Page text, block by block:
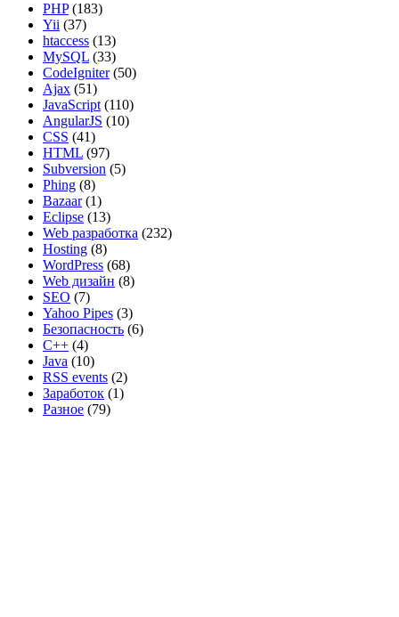
PHP(183)
Yii (37)
htaccess (13)
MySQL (33)
CodeIgniter(50)
Ajax (51)
JavaScript (110)
AngularJS (10)
CSS (41)
HTML (97)
Subversion (5)
Phing (8)
Bazaar(1)
Eclipse (13)
Web разработка (232)
Hosting (8)
WordPress (68)
Web дизайн (8)
SEO (7)
Yahoo Pipes (3)
Безопасность (6)
C++ (4)
Java (10)
RSS events (2)
Заработок (1)
Разное (79)